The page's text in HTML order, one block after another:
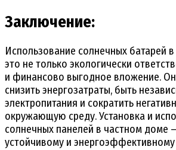
Заключение:
Использование солнечных батарей
это не только экологически
и финансово выгодное вложение.
снизить энергозатраты, быть
электропитания и сократить
окружающую среду. Установка и
солнечных панелей в частном доме
устойчивому и